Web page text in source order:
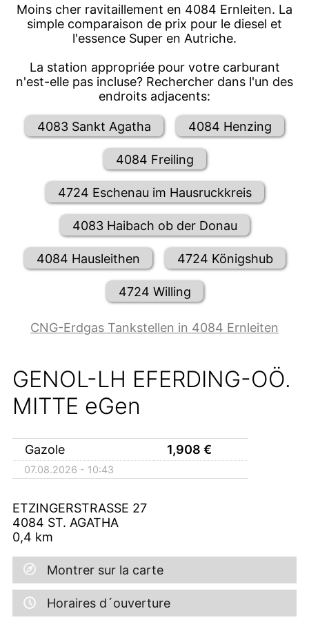
Moins cher ravitaillement en 4084 Ernleiten. La
simple comparaison de prix pour le diesel et
l'essence Super en Autriche.
La station appropriée pour votre carburant
n'est-elle pas incluse? Rechercher dans l'un des
endroits adjacents:
4083 Sankt Agatha 4084 Henzing
4084 Freiling
4724 Eschenau im Hausruckkreis
4083 Haibach ob der Donau
4084 Hausleithen 4724 Königshub
4724 Willing
CNG-Erdgas Tankstellen in 4084 Ernleiten
GENOL-LH EFERDING-OÖ.
MITTE eGen
Gazole 1,908 €
07.08.2026 - 10:43
ETZINGERSTRASSE 27
4084 ST. AGATHA
0,4 km
Montrer sur la carte
Horaires d´ouverture